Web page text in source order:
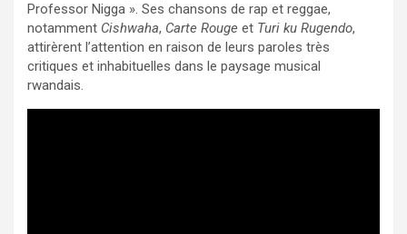
Professor Nigga ». Ses chansons de rap et reggae,
notamment Cishwaha, Carte Rouge et Turi ku Rugendo,
attirèrent l’attention en raison de leurs paroles très
critiques et inhabituelles dans le paysage musical
rwandais.